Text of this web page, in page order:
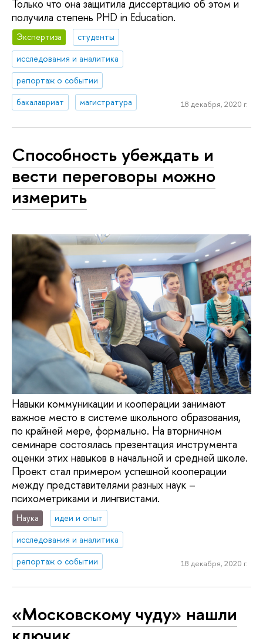
Только что она защитила диссертацию об этом и
получила степень PHD in Education.
Экспертиза
студенты
исследования и аналитика
репортаж о событии
бакалавриат
магистратура 18 декабря, 2020 г.
Способность убеждать и
вести переговоры можно
измерить
Навыки коммуникации и кооперации занимают
важное место в системе школьного образования,
по крайней мере, формально. На вторничном
семинаре состоялась презентация инструмента
оценки этих навыков в начальной и средней школе.
Проект стал примером успешной кооперации
между представителями разных наук –
психометриками и лингвистами.
Наука
идеи и опыт
исследования и аналитика
репортаж о событии
18 декабря, 2020 г.
«Московскому чуду» нашли